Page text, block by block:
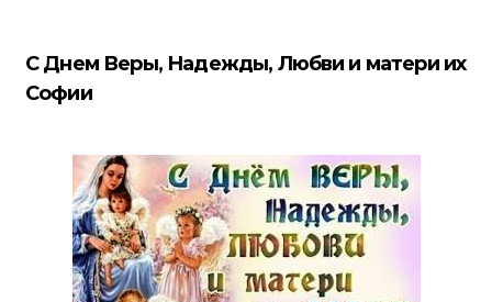
С Днем Веры, Надежды, Любви и матери их
Софии